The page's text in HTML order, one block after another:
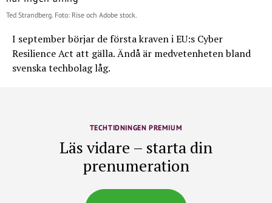
Ted Strandberg. Foto: Rise och Adobe stock.
I september börjar de första kraven i EU:s Cyber
Resilience Act att gälla. Ändå är medvetenheten bland
svenska techbolag låg.
TECHTIDNINGEN PREMIUM
Läs vidare – starta din
prenumeration